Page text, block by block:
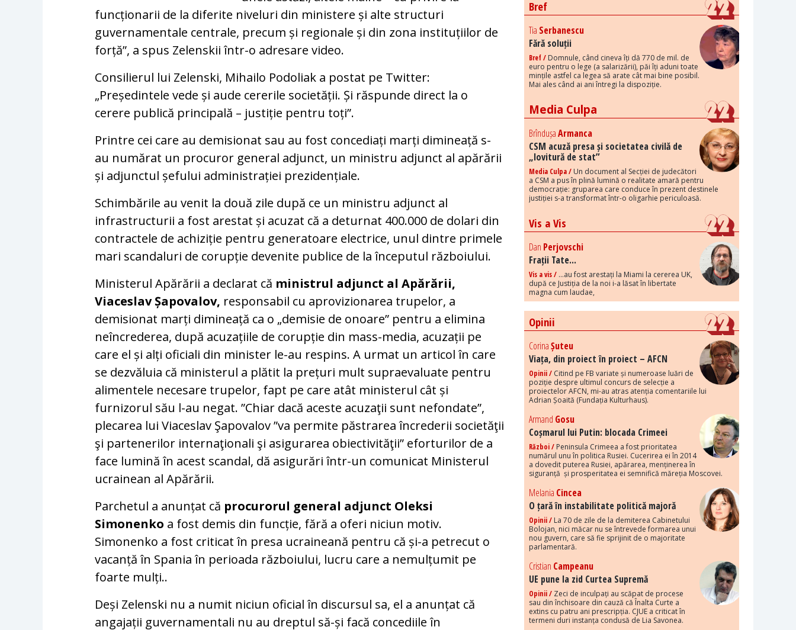
funcționarii de la diferite niveluri din ministere și alte structuri
guvernamentale centrale, precum și regionale și din zona instituțiilor de
forță”, a spus Zelenskii într-o adresare video.
Consilierul lui Zelenski, Mihailo Podoliak a postat pe Twitter:
„Președintele vede și aude cererile societății. Și răspunde direct la o
cerere publică principală – justiție pentru toți”.
Printre cei care au demisionat sau au fost concediați marți dimineață s-
au numărat un procuror general adjunct, un ministru adjunct al apărării
și adjunctul șefului administrației prezidențiale.
Schimbările au venit la două zile după ce un ministru adjunct al
infrastructurii a fost arestat și acuzat că a deturnat 400.000 de dolari din
contractele de achiziție pentru generatoare electrice, unul dintre primele
mari scandaluri de corupție devenite publice de la începutul războiului.
Ministerul Apărării a declarat că ministrul adjunct al Apărării,
Viaceslav Șapovalov, responsabil cu aprovizionarea trupelor, a
demisionat marți dimineață ca o „demisie de onoare” pentru a elimina
neîncrederea, după acuzațiile de corupție din mass-media, acuzații pe
care el și alți oficiali din minister le-au respins. A urmat un articol în care
se dezvăluia că ministerul a plătit la prețuri mult supraevaluate pentru
alimentele necesare trupelor, fapt pe care atât ministerul cât și
furnizorul său l-au negat. ”Chiar dacă aceste acuzaţii sunt nefondate”,
plecarea lui Viaceslav Şapovalov ”va permite păstrarea încrederii societăţii
şi partenerilor internaţionali şi asigurarea obiectivităţii” eforturilor de a
face lumină în acest scandal, dă asigurări într-un comunicat Ministerul
ucrainean al Apărării.
Parchetul a anunțat că procurorul general adjunct Oleksi
Simonenko a fost demis din funcție, fără a oferi niciun motiv.
Simonenko a fost criticat în presa ucraineană pentru că și-a petrecut o
vacanță în Spania în perioada războiului, lucru care a nemulțumit pe
foarte mulți..
Deși Zelenski nu a numit niciun oficial în discursul sa, el a anunțat că
angajații guvernamentali nu au dreptul să-și facă concediile în
Bref
Tia Serbanescu
Fără soluții
Bref / Domnule, când cineva îți dă 770 de mil. de
euro pentru o lege (a salarizării), păi îți aduni toate
mințile astfel ca legea să arate cât mai bine posibil.
Mai ales când ai ani întregi la dispoziție.
Media Culpa
BrîndușaArmanca
CSM acuză presa și societatea civilă de
„lovitură de stat”
Media Culpa / Un document al Secției de judecători
a CSM a pus în plină lumină o realitate amară pentru
democrație: gruparea care conduce în prezent destinele
justiției s-a transformat într-o oligarhie periculoasă.
Vis a Vis
Dan Perjovschi
Frații Tate...
Vis a vis / ...au fost arestați la Miami la cererea UK,
după ce Justiția de la noi i-a lăsat în libertate
magna cum laudae,
Opinii
CorinaȘuteu
Viața, din proiect în proiect – AFCN
Opinii / Citind pe FB variate și numeroase luări de
poziție despre ultimul concurs de selecție a
proiectelor AFCN, mi-au atras atenția comentariile lui
Adrian Șoaită (Fundația Kulturhaus).
Armand Gosu
Coșmarul lui Putin: blocada Crimeei
Război / Peninsula Crimeea a fost prioritatea
numărul unu în politica Rusiei. Cucerirea ei în 2014
a dovedit puterea Rusiei, apărarea, menținerea în
siguranță și prosperitatea ei semnifică măreția Moscovei.
Melania Cincea
O țară în instabilitate politică majoră
Opinii / La 70 de zile de la demiterea Cabinetului
Bolojan, nici măcar nu se întrevede formarea unui
nou guvern, care să fie sprijinit de o majoritate
parlamentară.
Cristian Campeanu
UE pune la zid Curtea Supremă
Opinii / Zeci de inculpați au scăpat de procese
sau din închisoare din cauză că Înalta Curte a
extins cu patru ani prescripția. CJUE a criticat în
termeni duri instanța condusă de Lia Savonea.